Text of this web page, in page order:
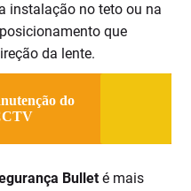
instalação no teto ou na
que
da lente.
do
Bullet é mais